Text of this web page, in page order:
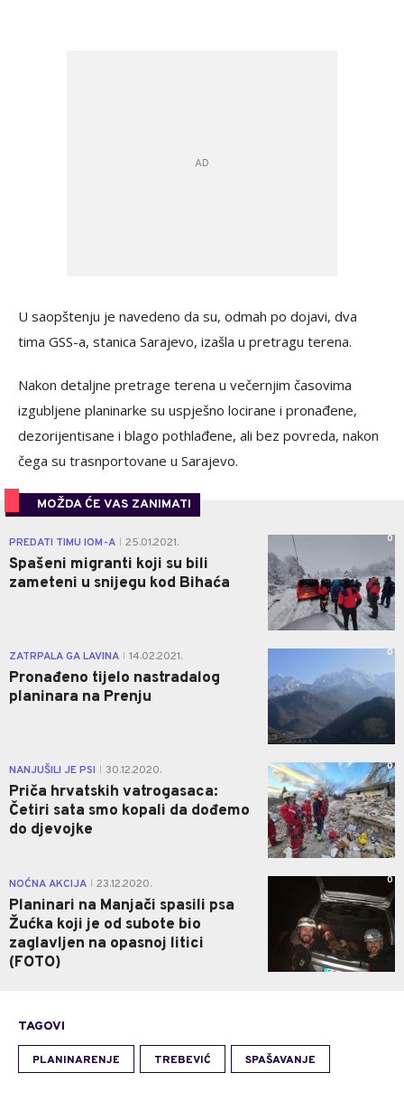
U saopštenju je navedeno da su, odmah po dojavi, dva
tima GSS-a, stanica Sarajevo, izašla u pretragu terena.
Nakon detaljne pretrage terena u večernjim časovima
izgubljene planinarke su uspješno locirane i pronađene,
dezorijentisane i blago pothlađene, ali bez povreda, nakon
čega su trasnportovane u Sarajevo.
MOŽDA ĆE VAS ZANIMATI
PREDATI TIMU IOM-A 25.01.2021.
Spašeni migranti koji su bili
zameteni u snijegu kod Bihaća
0
ZATRPALA GA LAVINA 14.02.2021.
Pronađeno tijelo nastradalog
planinara na Prenju
0
NANJUŠILI JE PSI 30.12.2020.
Priča hrvatskih vatrogasaca:
Četiri sata smo kopali da dođemo
do djevojke
0
NOĆNA AKCIJA 23.12.2020.
Planinari na Manjači spasili psa
Žućka koji je od subote bio
zaglavljen na opasnoj litici
(FOTO)
0
TAGOVI
PLANINARENJE TREBEVIĆ SPAŠAVANJE